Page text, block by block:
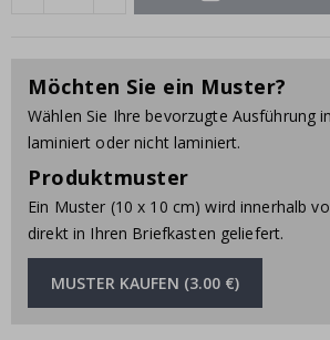
Möchten Sie ein Muster?
Wählen Sie Ihre bevorzugte Ausführung
laminiert oder nicht laminiert.
Produktmuster
Ein Muster (10 x 10 cm) wird innerhalb
direkt in Ihren Briefkasten geliefert.
MUSTER KAUFEN (3.00 €)